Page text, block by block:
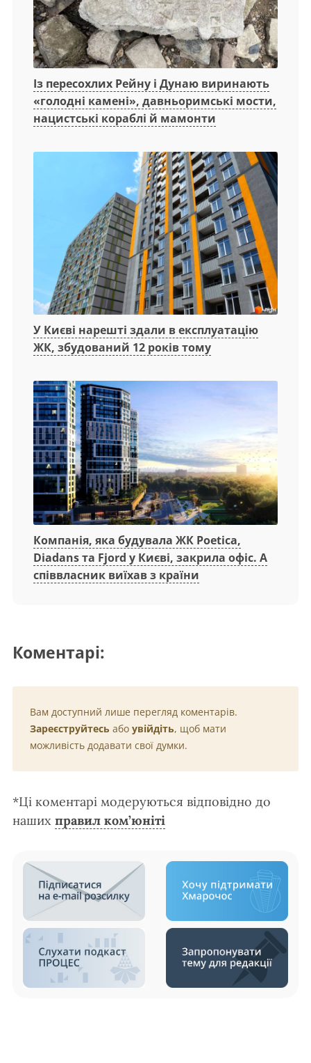
Із пересохлих Рейну і Дунаю виринають
«голодні камені», давньоримські мости,
нацистські кораблі й мамонти
У Києві нарешті здали в експлуатацію
ЖК, збудований 12 років тому
Компанія, яка будувала ЖК Poetica,
Diadans та Fjord у Києві, закрила офіс. А
співвласник виїхав з країни
Коментарі:
Вам доступний лише перегляд коментарів.
Зареєструйтесь або увійдіть, щоб мати
можливість додавати свої думки.
*Ці коментарі модеруються відповідно до
наших правил ком’юніті